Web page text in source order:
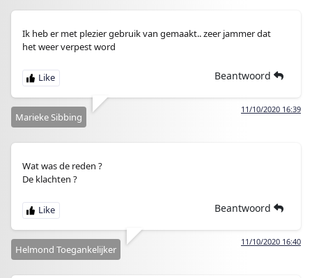
Ik heb er met plezier gebruik van gemaakt.. zeer jammer dat
het weer verpest word
Beantwoord
11/10/2020 16:39
Marieke Sibbing
Wat was de reden ?
De klachten ?
Beantwoord
11/10/2020 16:40
Helmond Toegankelijker